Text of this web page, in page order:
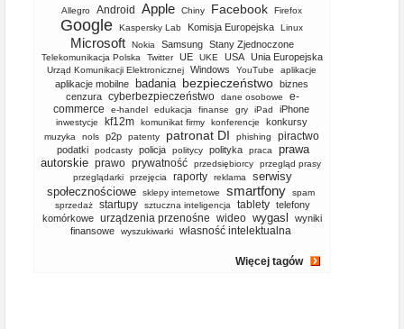
Allegro Android Apple Chiny Facebook Firefox
Google Kaspersky Lab Komisja Europejska Linux
Microsoft Nokia Samsung Stany Zjednoczone
Telekomunikacja Polska Twitter UE UKE USA Unia Europejska
Urząd Komunikacji Elektronicznej Windows YouTube aplikacje
aplikacje mobilne badania bezpieczeństwo biznes
cenzura cyberbezpieczeństwo dane osobowe
e-
commerce
e-handel edukacja finanse gry iPad iPhone
inwestycje kf12m komunikat firmy konferencje konkursy
muzyka nols p2p patenty patronat DI phishing piractwo
podatki podcasty policja politycy polityka praca
prawa
autorskie prawo prywatność przedsiębiorcy
przegląd prasy
przeglądarki
przejęcia raporty reklama
serwisy
społecznościowe
sklepy internetowe smartfony
spam
sprzedaż
startupy sztuczna inteligencja tablety telefony
komórkowe
urządzenia przenośne wideo wygasl
wyniki
finansowe
wyszukiwarki własność intelektualna
Więcej tagów